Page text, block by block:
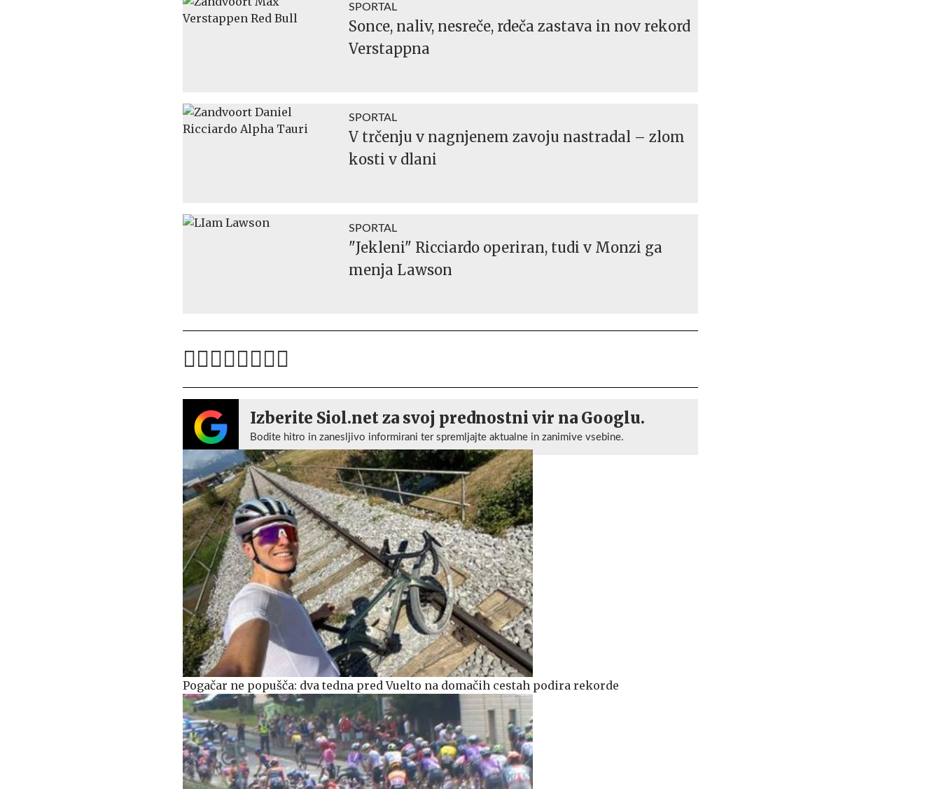
SPORTAL
Sonce, naliv, nesreče, rdeča zastava in nov rekord
Verstappna
SPORTAL
V trčenju v nagnjenem zavoju nastradal – zlom
kosti v dlani
SPORTAL
"Jekleni" Ricciardo operiran, tudi v Monzi ga
menja Lawson
Izberite Siol.net za svoj prednostni vir na Googlu.
Bodite hitro in zanesljivo informirani ter spremljajte aktualne in zanimive vsebine.
Pogačar ne popušča: dva tedna pred Vuelto na domačih cestah podira rekorde